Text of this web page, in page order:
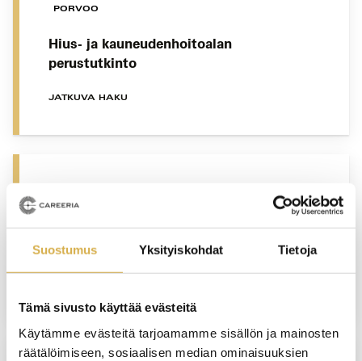
Suostumus Yksityiskohdat Tietoja
Tämä sivusto käyttää evästeitä
Käytämme evästeitä tarjoamamme sisällön ja mainosten
räätälöimiseen, sosiaalisen median ominaisuuksien
PORVOO
Hius- ja kauneudenhoitoalan
perustutkinto
JATKUVA HAKU
Tarjoilija | Ravintola- ja catering-alan
perustutkinto